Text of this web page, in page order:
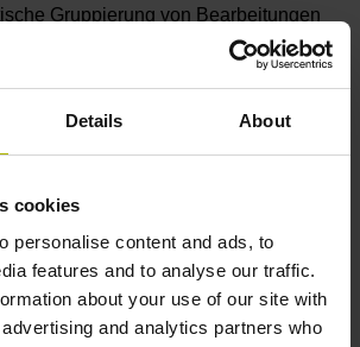
Details About
cookies
personalise content and ads, to
features and to analyse our traffic.
about your use of our site with
and analytics partners who
Gruppierung von Bearbeitungen
reduziert der Batch Process Manager
So werden Spannungen
Manager erleichtert die Vorbereitung
Fertigungsaufträgen. NC-Programme,
werden transparent